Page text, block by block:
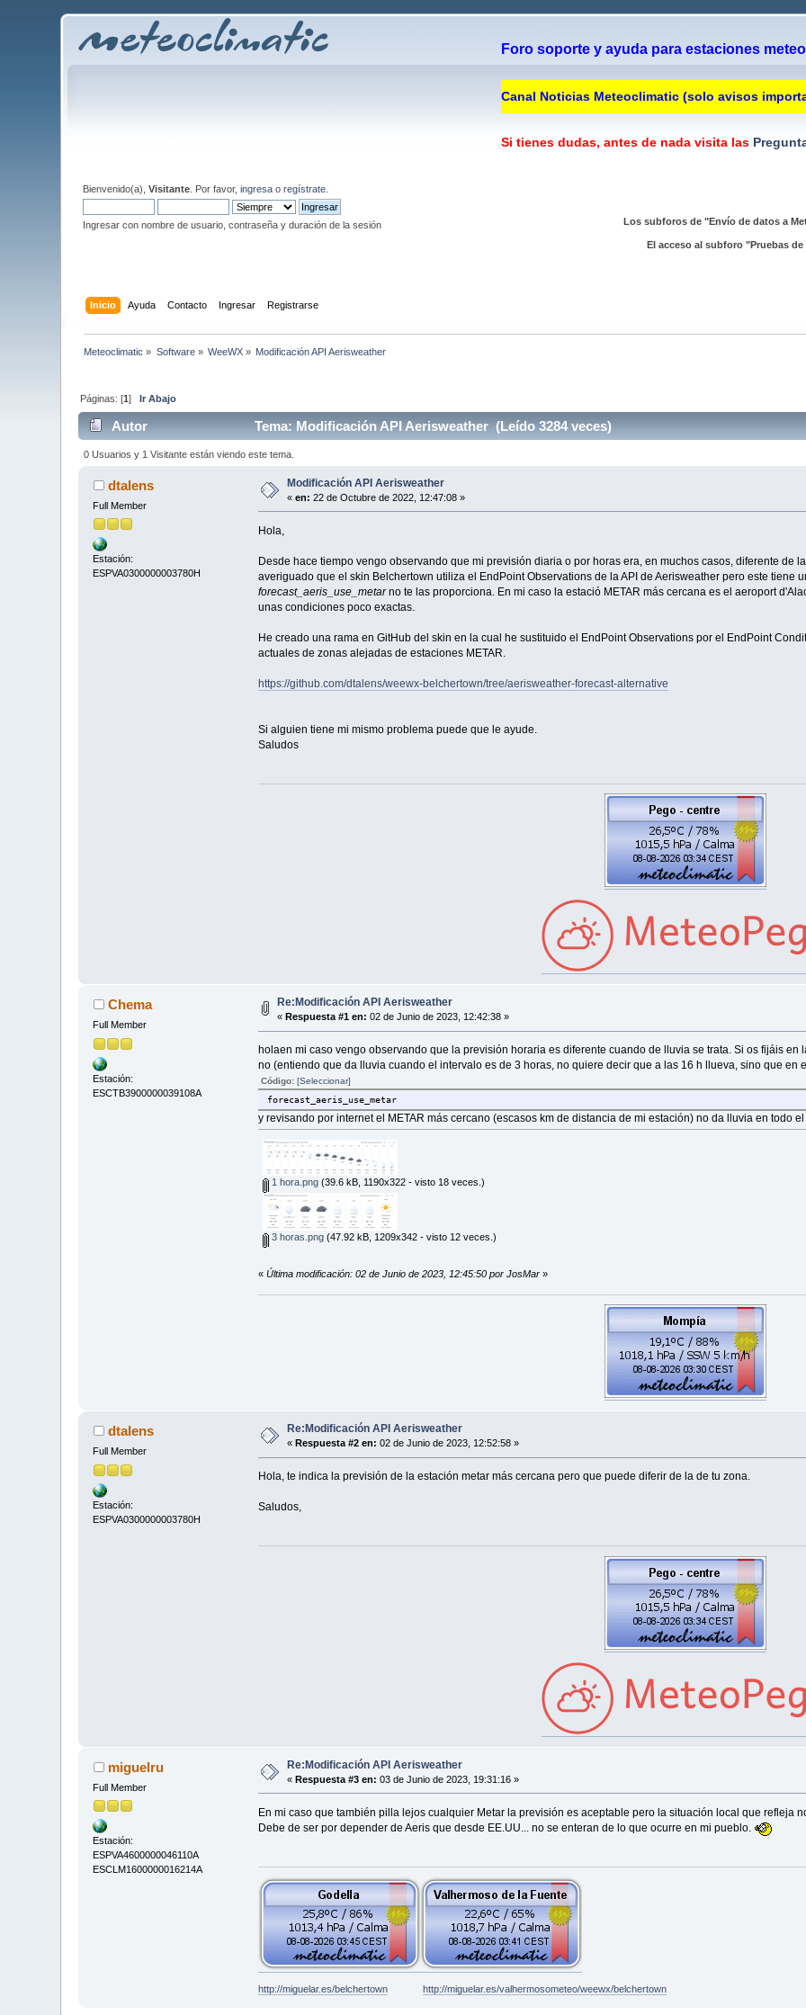
Foro soporte y ayuda para estaciones
Canal Noticias Meteoclimatic (solo avisos
Si tienes dudas, antes de nada visita las
Bienvenido(a),Visitante . Por favor,ingresa oregístrate
Ingresar con nombre de usuario, contraseña y duración de la sesión
Los subforos de "Envío de datos a
El acceso al subforo "Pruebas
Inicio Ayuda Contacto Ingresar Registrarse
Meteoclimatic » Software» WeeWX » Modificación API Aerisweather
Páginas: [1]Ir Abajo
Autor Tema: Modificación API Aerisweather (Leído 3284 veces)
0 Usuarios y 1 Visitante están viendo este tema.
dtalens
Full Member
Estación:
ESPVA0300000003780H
Modificación API Aerisweather
«en: 22 de Octubre de 2022, 12:47:08 »
Hola,
Desde hace tiempo vengo observando que mi previsión diaria o por horas era, en muchos casos, diferente de
averiguado que el skin Belchertown utiliza el EndPoint Observations de la API de Aerisweather pero este tiene
forecast_aeris_use_metarno te las proporciona. En mi caso la estació METAR más cercana es el aeroport
unas condiciones poco exactas.
He creado una rama en GitHub del skin en la cual he sustituido el EndPoint Observations por el EndPoint
actuales de zonas alejadas de estaciones METAR.
https://github.com/dtalens/weewx-belchertown/tree/aerisweather-forecast-alternative
Si alguien tiene mi mismo problema puede que le ayude.
Saludos
Chema
Full Member
Estación:
ESCTB3900000039108A
Re:Modificación API Aerisweather
« Respuesta #1 en: 02 de Junio de 2023, 12:42:38 »
holaen mi caso vengo observando que la previsión horaria es diferente cuando de lluvia se trata. Si os fijáis
no (entiendo que da lluvia cuando el intervalo es de 3 horas, no quiere decir que a las 16 h llueva, sino que
Código: [Seleccionar]
forecast_aeris_use_metar
y revisando por internet el METAR más cercano (escasos km de distancia de mi estación) no da lluvia en todo
1 hora.png (39.6 kB, 1190x322 - visto 18 veces.)
3 horas.png (47.92 kB, 1209x342 - visto 12 veces.)
« Última modificación: 02 de Junio de 2023, 12:45:50 por JosMar»
dtalens
Full Member
Estación:
ESPVA0300000003780H
Re:Modificación API Aerisweather
« Respuesta #2 en: 02 de Junio de 2023, 12:52:58 »
Hola, te indica la previsión de la estación metar más cercana pero que puede diferir de la de tu zona.
Saludos,
miguelru
Full Member
Estación:
ESPVA4600000046110A
ESCLM1600000016214A
Re:Modificación API Aerisweather
«Respuesta #3 en: 03 de Junio de 2023, 19:31:16 »
En mi caso que también pilla lejos cualquier Metar la previsión es aceptable pero la situación local que refleja
Debe de ser por depender de Aeris que desde EE.UU... no se enteran de lo que ocurre en mi pueblo.
http://miguelar.es/belchertown http://miguelar.es/valhermosometeo/weewx/belchertown